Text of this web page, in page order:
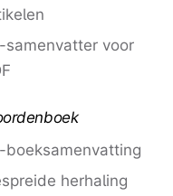
voor
herhaling